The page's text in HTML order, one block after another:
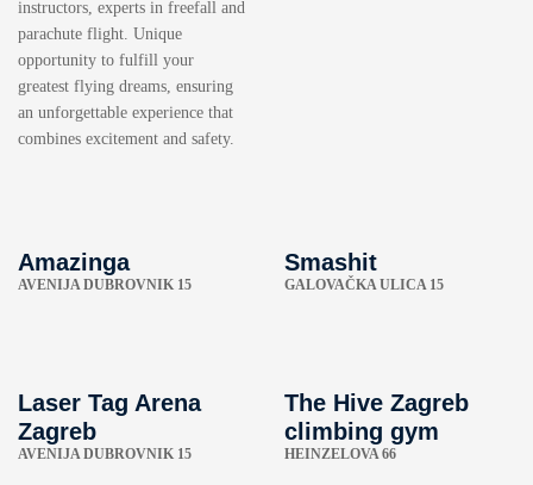
instructors, experts in freefall and
parachute flight. Unique
opportunity to fulfill your
greatest flying dreams, ensuring
an unforgettable experience that
combines excitement and safety.
Amazinga
AVENIJA DUBROVNIK 15
Smashit
GALOVAČKA ULICA 15
Laser Tag Arena
Zagreb
AVENIJA DUBROVNIK 15
The Hive Zagreb
climbing gym
HEINZELOVA 66